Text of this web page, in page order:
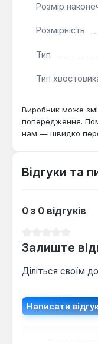
Розмір
Розмірність
Тип
Тип
Виробник може
попередження.
нам — швидко
Відгуки та
0 з 0 відгуків
Залиште
Діліться своїм
Написати